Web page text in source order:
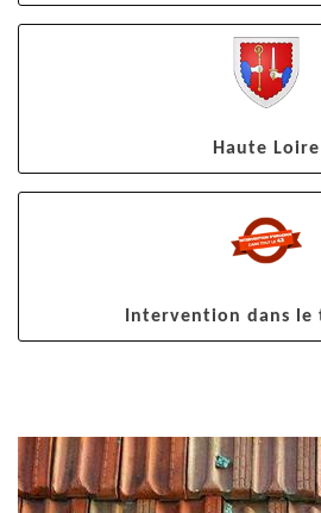
Haute Loire
Intervention dans le